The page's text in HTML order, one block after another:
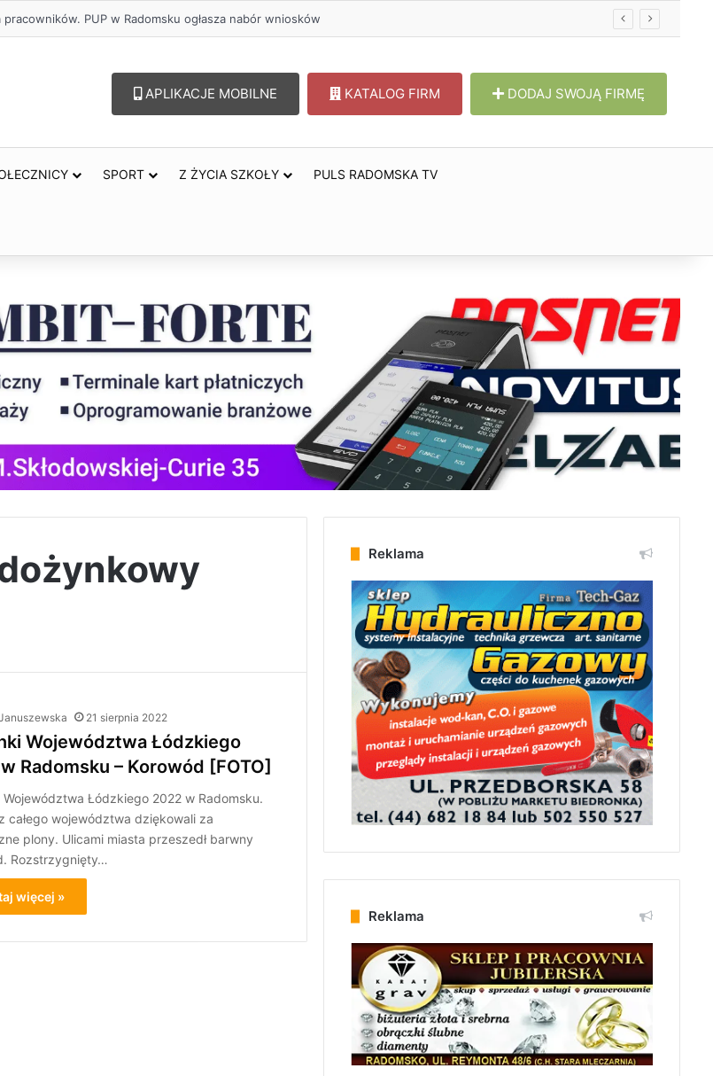
pracowników. PUP w Radomsku ogłasza nabór wniosków
APLIKACJE MOBILNE KATALOG FIRM DODAJ SWOJĄ FIRMĘ
SPORT Z ŻYCIA SZKOŁY PULS RADOMSKA TV
21 sierpnia 2022
Województwa Łódzkiego
Radomsku – Korowód [FOTO]
Województwa Łódzkiego 2022 w Radomsku.
całego województwa dziękowali za
plony. Ulicami miasta przeszedł barwny
Rozstrzygnięty…
więcej »
Reklama
Reklama